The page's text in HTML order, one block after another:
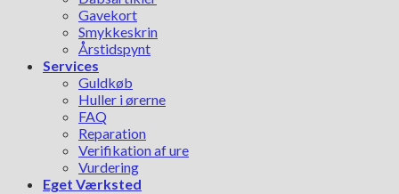
Gavekort
Smykkeskrin
Årstidspynt
Services
Guldkøb
Huller i ørerne
FAQ
Reparation
Verifikation af ure
Vurdering
Eget Værksted